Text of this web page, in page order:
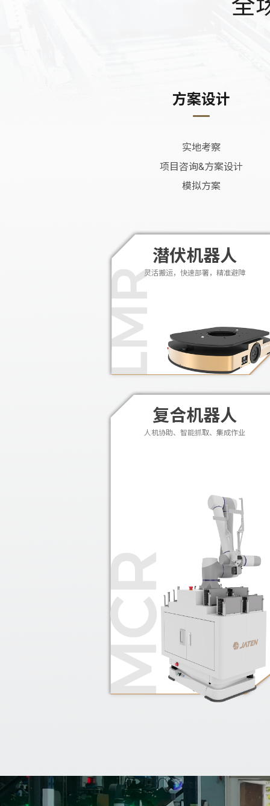
方案设计
实地考察
项目咨询&方案设计
模拟方案
潜伏机器人
灵活搬运，快速部署，精准避障
复合机器人
人机协助、智能抓取、集成作业